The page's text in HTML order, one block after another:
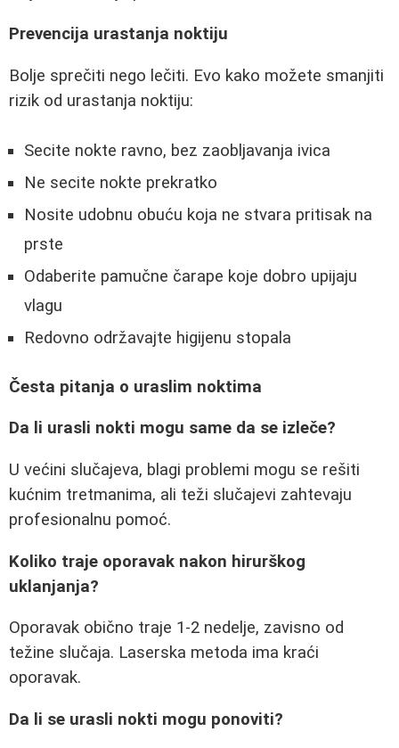
Prevencija urastanja noktiju
Bolje sprečiti nego lečiti. Evo kako možete smanjiti
rizik od urastanja noktiju:
Secite nokte ravno, bez zaobljavanja ivica
Ne secite nokte prekratko
Nosite udobnu obuću koja ne stvara pritisak na
prste
Odaberite pamučne čarape koje dobro upijaju
vlagu
Redovno održavajte higijenu stopala
Česta pitanja o uraslim noktima
Da li urasli nokti mogu same da se izleče?
U većini slučajeva, blagi problemi mogu se rešiti
kućnim tretmanima, ali teži slučajevi zahtevaju
profesionalnu pomoć.
Koliko traje oporavak nakon hirurškog
uklanjanja?
Oporavak obično traje 1-2 nedelje, zavisno od
težine slučaja. Laserska metoda ima kraći
oporavak.
Da li se urasli nokti mogu ponoviti?